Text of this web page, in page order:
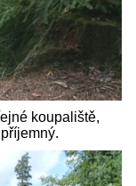
koupaliště,